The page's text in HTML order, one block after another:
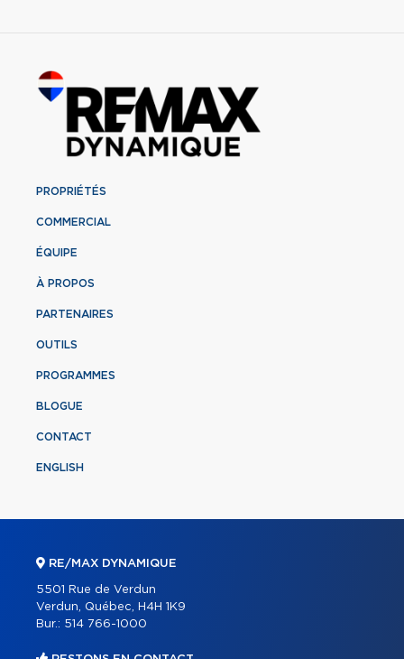
PROPRIÉTÉS
COMMERCIAL
ÉQUIPE
À PROPOS
PARTENAIRES
OUTILS
PROGRAMMES
BLOGUE
CONTACT
ENGLISH
RE/MAX DYNAMIQUE
5501 Rue de Verdun
Verdun, Québec, H4H 1K9
Bur.: 514 766-1000